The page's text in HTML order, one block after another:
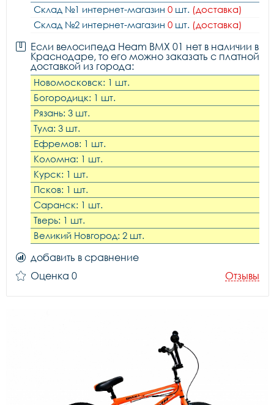
Склад №1 интернет-магазин 0 шт. (доставка)
Склад №2 интернет-магазин 0 шт. (доставка)
Если велосипеда Heam BMX 01 нет в наличии в
Краснодаре, то его можно заказать с платной
доставкой из города:
Новомосковск: 1 шт.
Богородицк: 1 шт.
Рязань: 3 шт.
Тула: 3 шт.
Ефремов: 1 шт.
Коломна: 1 шт.
Курск: 1 шт.
Псков: 1 шт.
Саранск: 1 шт.
Тверь: 1 шт.
Великий Новгород: 2 шт.
добавить в сравнение
Оценка 0
Отзывы